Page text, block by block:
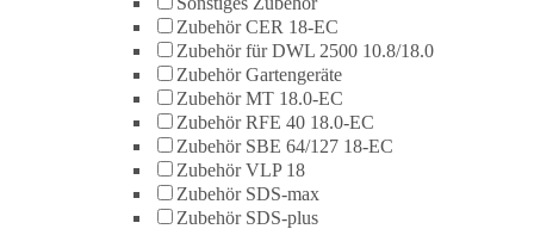
Zubehör CER 18-EC
Zubehör für DWL 2500 10.8/18.0
Zubehör Gartengeräte
Zubehör MT 18.0-EC
Zubehör RFE 40 18.0-EC
Zubehör SBE 64/127 18-EC
Zubehör VLP 18
Zubehör SDS-max
Zubehör SDS-plus